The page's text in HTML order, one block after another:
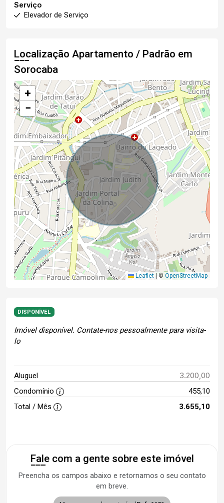
Serviço
Elevador de Serviço
Localização Apartamento / Padrão em
Sorocaba
+
−
Leaflet © OpenStreetMap
DISPONÍVEL
Imóvel disponível. Contate-nos pessoalmente para visita-
lo
Aluguel 3.200,00
Condomínio
455,10
Total / Mês
3.655,10
Fale com a gente sobre este imóvel
Preencha os campos abaixo e retornamos o seu contato
em breve.